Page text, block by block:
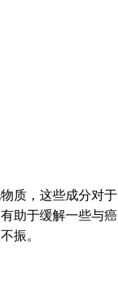
质，这些成分对于
助于缓解一些与癌
振。